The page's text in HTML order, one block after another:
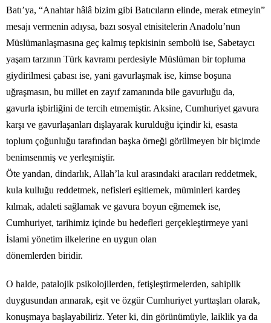
Batı’ya, “Anahtar hâlâ bizim gibi Batıcıların elinde, merak etmeyin”
mesajı vermenin adıysa, bazı sosyal etnisitelerin Anadolu’nun
Müslümanlaşmasına geç kalmış tepkisinin sembolü ise, Sabetaycı
yaşam tarzının Türk kavramı perdesiyle Müslüman bir topluma
giydirilmesi çabası ise, yani gavurlaşmak ise, kimse boşuna
uğraşmasın, bu millet en zayıf zamanında bile gavurluğu da,
gavurla işbirliğini de tercih etmemiştir. Aksine, Cumhuriyet gavura
karşı ve gavurlaşanları dışlayarak kurulduğu içindir ki, esasta
toplum çoğunluğu tarafından başka örneği görülmeyen bir biçimde
benimsenmiş ve yerleşmiştir.
Öte yandan, dindarlık, Allah’la kul arasındaki aracıları reddetmek,
kula kulluğu reddetmek, nefisleri eşitlemek, müminleri kardeş
kılmak, adaleti sağlamak ve gavura boyun eğmemek ise,
Cumhuriyet, tarihimiz içinde bu hedefleri gerçekleştirmeye yani
İslami yönetim ilkelerine en uygun olan
dönemlerden biridir.
O halde, patalojik psikolojilerden, fetişleştirmelerden, sahiplik
duygusundan arınarak, eşit ve özgür Cumhuriyet yurttaşları olarak,
konuşmaya başlayabiliriz. Yeter ki, din görünümüyle, laiklik ya da